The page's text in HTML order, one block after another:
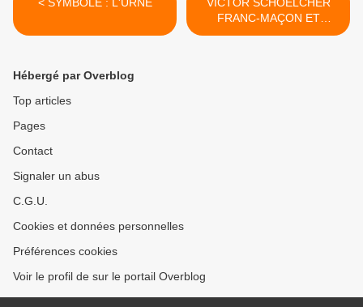
FRANC-MAÇON ET
COMBATTANT POUR LA
Hébergé par Overblog
Top articles
Pages
Contact
Signaler un abus
C.G.U.
Cookies et données personnelles
Préférences cookies
Voir le profil de sur le portail Overblog